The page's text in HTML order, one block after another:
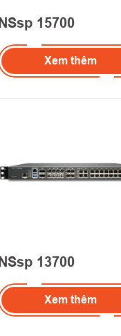
NSsp 15700
Xem thêm
NSsp 13700
Xem thêm